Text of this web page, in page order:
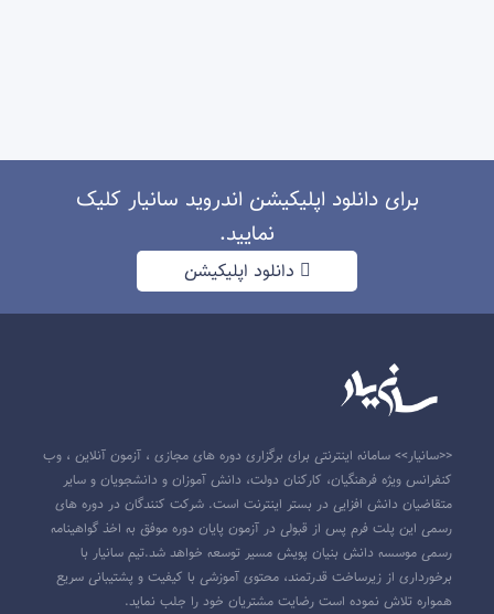
برای دانلود اپلیکیشن اندروید سانیار کلیک
نمایید.
دانلود اپلیکیشن
<<سانیار>> سامانه اینترنتی برای برگزاری دوره های مجازی ، آزمون آنلاین ، وب
کنفرانس ویژه فرهنگیان، کارکنان دولت، دانش آموزان و دانشجویان و سایر
متقاضیان دانش افزایی در بستر اینترنت است. شرکت کنندگان در دوره های
رسمی این پلت فرم پس از قبولی در آزمون پایان دوره موفق به اخذ گواهینامه
رسمی موسسه دانش بنیان پویش مسیر توسعه خواهد شد.تیم سانیار با
برخورداری از زیرساخت قدرتمند، محتوی آموزشی با کیفیت و پشتیبانی سریع
همواره تلاش نموده است رضایت مشتریان خود را جلب نماید.